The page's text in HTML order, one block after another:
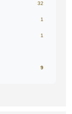
32
1
1
9